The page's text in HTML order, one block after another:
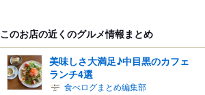
このお店の近くのグルメ情報まとめ
美味しさ大満足♪中目黒のカフェ
ランチ4選
食べログまとめ編集部